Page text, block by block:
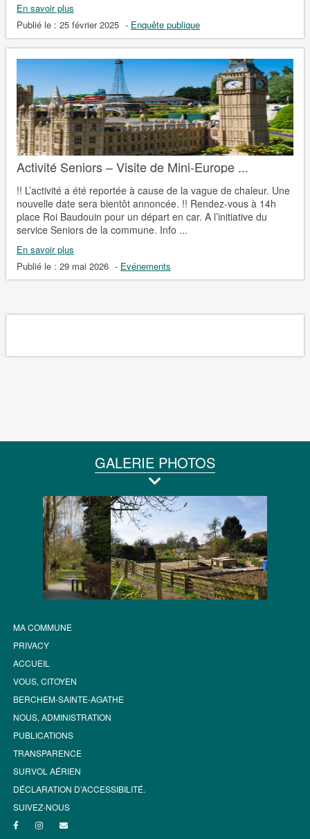
En savoir plus
Publié le : 25 février 2025 - Enquête publique
Activité Seniors – Visite de Mini-Europe ...
!! L’activité a été reportée à cause de la vague de chaleur. Une
nouvelle date sera bientôt annoncée. !! Rendez-vous à 14h
place Roi Baudouin pour un départ en car. A l’initiative du
service Seniors de la commune. Info ...
En savoir plus
Publié le : 29 mai 2026 - Evénements
GALERIE PHOTOS
MA COMMUNE
PRIVACY
ACCUEIL
VOUS, CITOYEN
BERCHEM-SAINTE-AGATHE
NOUS, ADMINISTRATION
PUBLICATIONS
TRANSPARENCE
SURVOL AÉRIEN
DÉCLARATION D’ACCESSIBILITÉ.
SUIVEZ-NOUS